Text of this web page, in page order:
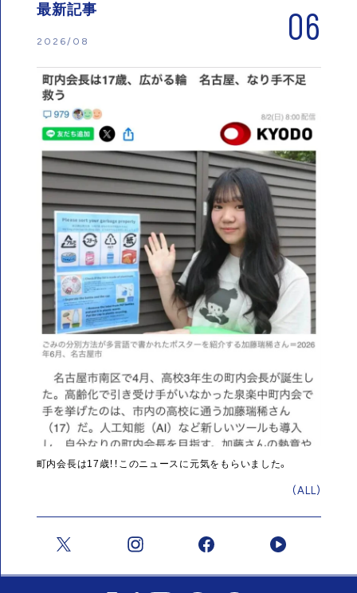
最新記事
2026/08 06
町内会長は17歳！！このニュースに元気をもらいました。
(ALL)